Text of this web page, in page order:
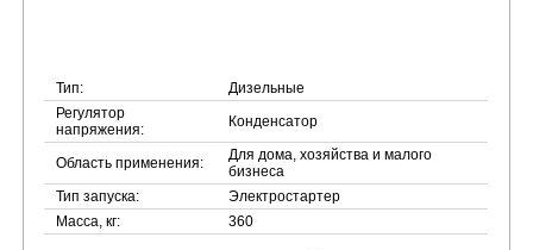
Тип:
Дизельные
Регулятор
напряжения:
Конденсатор
Область применения:
Для дома, хозяйства и малого
бизнеса
Тип запуска:
Электростартер
Масса, кг:
360